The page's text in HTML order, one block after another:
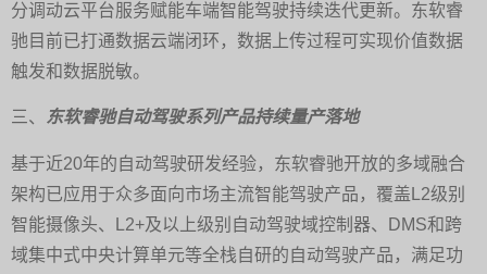
分调动云平台服务赋能车端智能驾驶持续迭代更新。东软睿
驰目前已打通数据云端闭环，数据上传过程可实现价值数据
触发和数据脱敏。
三、 东软睿驰自动驾驶系列产品持续量产落地
基于近20年的自动驾驶研发经验，东软睿驰开放的多域融合
架构已应用于众多面向市场主流智能驾驶产品，覆盖L2级别
智能摄像头、L2+及以上级别自动驾驶域控制器、DMS和跨
域集中式中央计算单元等全栈自研的自动驾驶产品，满足功